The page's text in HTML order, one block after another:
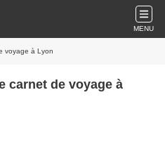
MENU
voyage à Lyon
carnet de voyage à